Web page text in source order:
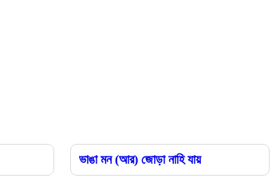
ভাঙা মন (আর) জোড়া নাহি যায়